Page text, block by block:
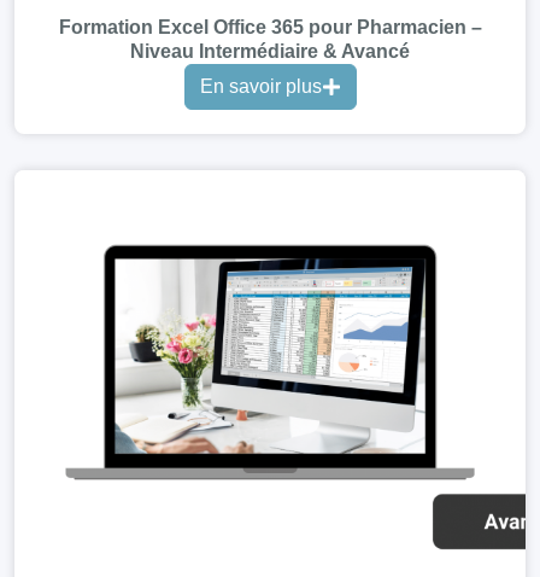
Formation Excel Office 365 pour Pharmacien –
Niveau Intermédiaire & Avancé
En savoir plus